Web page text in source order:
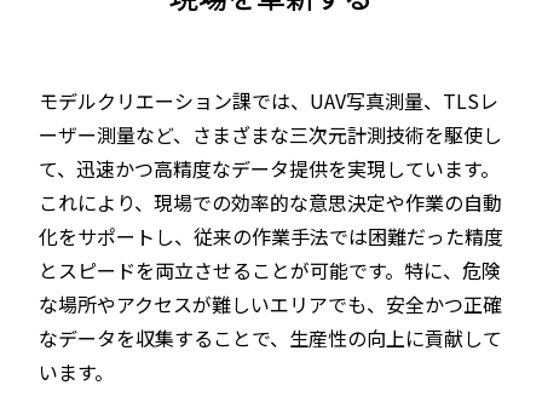
モデルクリエーション課では、UAV写真測量、TLSレ
ーザー測量など、さまざまな三次元計測技術を駆使し
て、迅速かつ高精度なデータ提供を実現しています。
これにより、現場での効率的な意思決定や作業の自動
化をサポートし、従来の作業手法では困難だった精度
とスピードを両立させることが可能です。特に、危険
な場所やアクセスが難しいエリアでも、安全かつ正確
なデータを収集することで、生産性の向上に貢献して
います。